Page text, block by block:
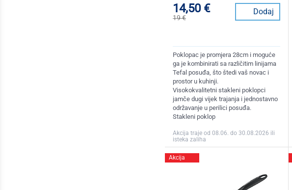
14,50 €
19 €
Dodaj
Poklopac je promjera 28cm i moguće
ga je kombinirati sa različitim linijama
Tefal posuđa, što štedi vaš novac i
prostor u kuhinji.
Visokokvalitetni stakleni poklopci
jamče dugi vijek trajanja i jednostavno
održavanje u perilici posuđa.
Stakleni poklop
Akcija traje od 08.06. do 30.08.2026 ili
isteka zaliha
Akcija